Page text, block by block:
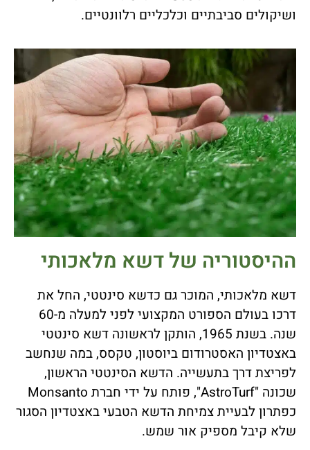
ושיקולים סביבתיים וכלכליים רלוונטיים.
ההיסטוריה של דשא מלאכותי
דשא מלאכותי, המוכר גם כדשא סינטטי, החל את
דרכו בעולם הספורט המקצועי לפני למעלה מ-60
שנה. בשנת 1965, הותקן לראשונה דשא סינטטי
באצטדיון האסטרודום ביוסטון, טקסס, במה שנחשב
לפריצת דרך בתעשייה. הדשא הסינטטי הראשון,
שכונה "AstroTurf", פותח על ידי חברת Monsanto
כפתרון לבעיית צמיחת הדשא הטבעי באצטדיון הסגור
שלא קיבל מספיק אור שמש.